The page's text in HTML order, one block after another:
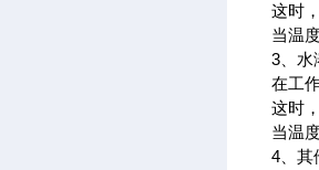
这时
当温
3、水
在工
这时
当温
4、其